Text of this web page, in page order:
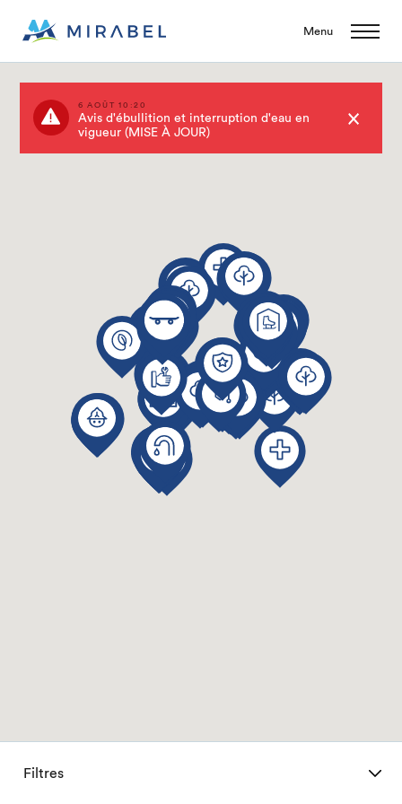
Menu
6 AOÛT 10:20
Avis d'ébullition et interruption d'eau en
vigueur (MISE À JOUR)
Filtres